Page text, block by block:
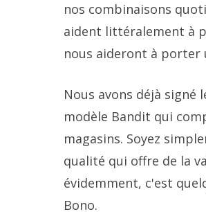
nos combinaisons
aident littéralement à
nous aideront à porter
Nous avons déjà signé
modèle Bandit qui
magasins. Soyez
qualité qui offre de la
évidemment, c'est
Bono.